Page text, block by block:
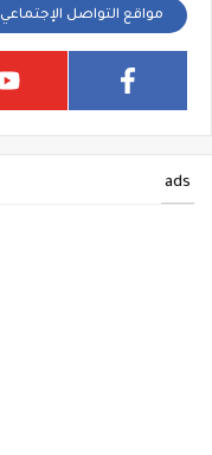
مواقع التواصل الإجتماعي
ads